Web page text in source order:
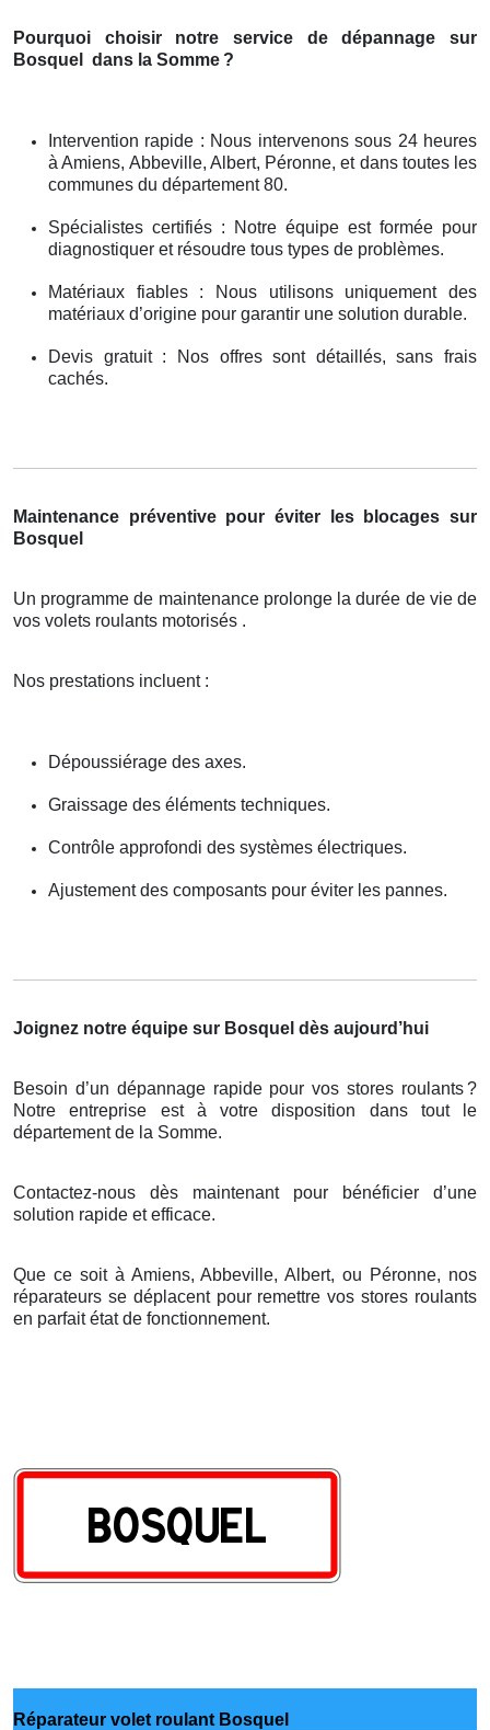
Pourquoi choisir notre service de dépannage sur
Bosquel
dans la Somme ?
Intervention rapide : Nous intervenons sous 24 heures
à Amiens, Abbeville, Albert, Péronne, et dans toutes les
communes du département 80.
Spécialistes certifiés : Notre équipe est formée pour
diagnostiquer et résoudre tous types de problèmes.
Matériaux fiables : Nous utilisons uniquement des
matériaux d’origine pour garantir une solution durable.
Devis gratuit : Nos offres sont détaillés, sans frais
cachés.
Maintenance préventive pour éviter les blocages sur
Bosquel
Un programme de maintenance prolonge la durée de vie de
vos volets roulants motorisés .
Nos prestations incluent :
Dépoussiérage des axes.
Graissage des éléments techniques.
Contrôle approfondi des systèmes électriques.
Ajustement des composants pour éviter les pannes.
Joignez notre équipe sur Bosquel dès aujourd’hui
Besoin d’un dépannage rapide pour vos stores roulants?
Notre entreprise est à votre disposition dans tout le
département de la Somme.
Contactez-nous dès maintenant pour bénéficier d’une
solution rapide et efficace.
Que ce soit à Amiens, Abbeville, Albert, ou Péronne, nos
réparateurs se déplacent pour remettre vos stores roulants
en parfait état de fonctionnement.
Réparateur volet roulant Bosquel